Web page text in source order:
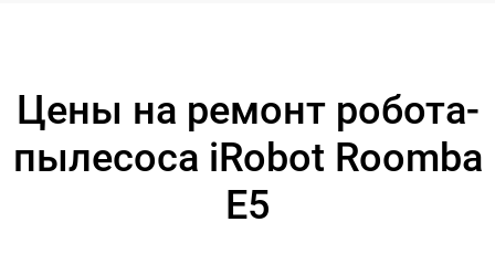
Цены на ремонт робота-
пылесоса iRobot Roomba
E5